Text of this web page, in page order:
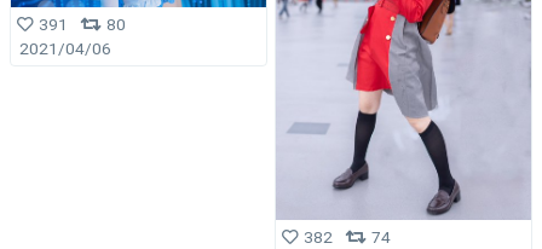
391
80
2021/04/06
382
74